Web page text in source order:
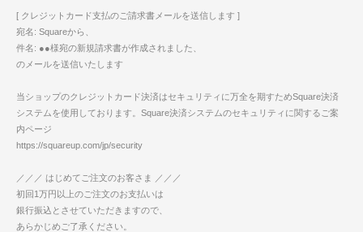
[ クレジットカード支払のご請求書メールを送信します ]
宛名: Squareから、
件名: ●●様宛の新規請求書が作成されました、
のメールを送信いたします
当ショップのクレジットカード決済はセキュリティに万全を期すためSquare決済
システムを使用しております。Square決済システムのセキュリティに関するご案
内ページ
https://squareup.com/jp/security
／／／ はじめてご注文のお客さま ／／／
初回1万円以上のご注文のお支払いは
銀行振込とさせていただきますので、
あらかじめご了承ください。